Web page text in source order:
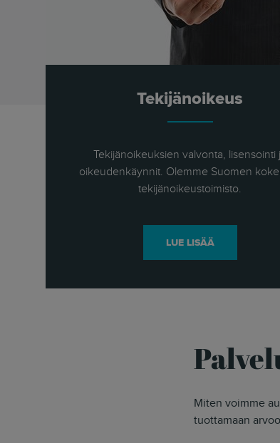
Tekijänoikeus
Tekijänoikeuksien valvonta, lisensointi
oikeudenkäynnit. Olemme Suomen
tekijänoikeustoimisto.
LUE LISÄÄ
Miten voimme
tuottamaan